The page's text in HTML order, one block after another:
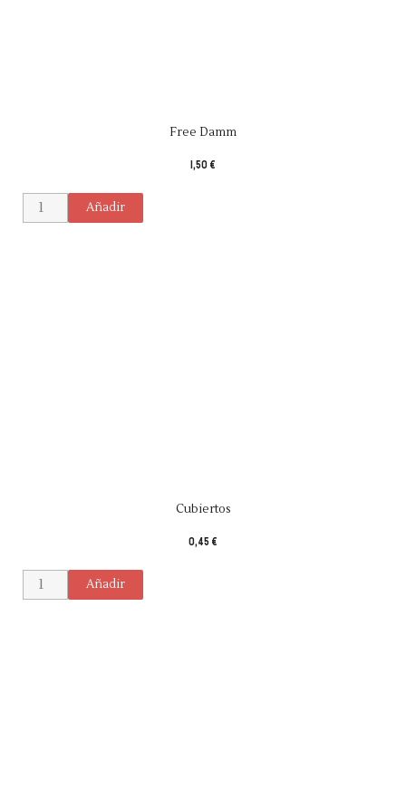
Free Damm
1,50 €
Añadir
Cubiertos
0,45 €
Añadir